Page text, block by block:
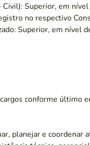
Superior, em
no respectivo
Superior, em nível
conforme último
planejar e coordenar